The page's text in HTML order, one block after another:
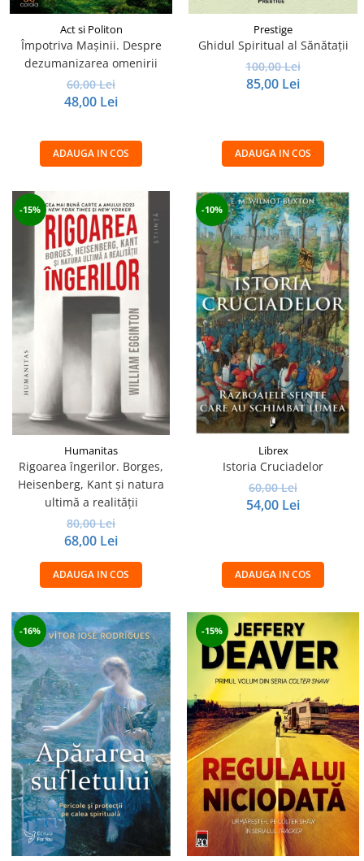
Act si Politon
Împotriva Mașinii. Despre
dezumanizarea omenirii
60,00 Lei
48,00 Lei
ADAUGA IN COS
Prestige
Ghidul Spiritual al Sănătații
100,00 Lei
85,00 Lei
ADAUGA IN COS
-15%
Humanitas
Rigoarea îngerilor. Borges,
Heisenberg, Kant şi natura
ultimă a realităţii
80,00 Lei
68,00 Lei
ADAUGA IN COS
-10%
Librex
Istoria Cruciadelor
60,00 Lei
54,00 Lei
ADAUGA IN COS
-16% -15%